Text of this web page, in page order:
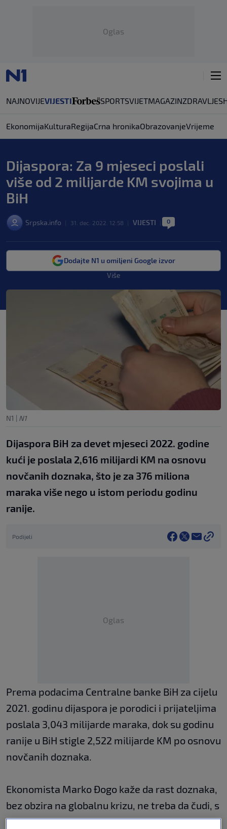
Oglas
NAJNOVIJEVIJESTI SPORTSVIJETMAGAZINZDRAVLJE
EkonomijaKulturaRegijaCrna hronikaObrazovanjeVrijeme
Dijaspora: Za 9 mjeseci poslali
više od 2 milijarde KM svojima u
BiH
Srpska.info 31. dec. 2022. 12:58 VIJESTI 0
Dodajte N1 u omiljeni Google izvor
Više
N1 | N1
Dijaspora BiH za devet mjeseci 2022. godine
kući je poslala 2,616 milijardi KM na osnovu
novčanih doznaka, što je za 376 miliona
maraka više nego u istom periodu godinu
ranije.
Podijeli
Oglas
Prema podacima Centralne banke BiH za cijelu
2021. godinu dijaspora je porodici i prijateljima
poslala 3,043 milijarde maraka, dok su godinu
ranije u BiH stigle 2,522 milijarde KM po osnovu
novčanih doznaka.
Ekonomista Marko Đogo kaže da rast doznaka,
bez obzira na globalnu krizu, ne treba da čudi, s
obzirom na inflaciju i da novac gubi svoju